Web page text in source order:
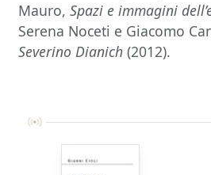
Mauro,Spazi e immagini
Serena Noceti e Giacomo
Severino Dianich (2012).